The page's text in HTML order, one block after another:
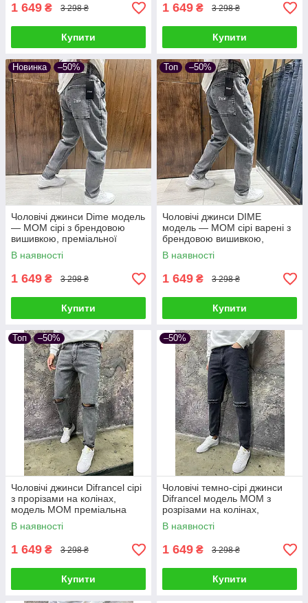
1 649 ₴ 3 298 ₴
Купити
1 649 ₴ 3 298 ₴
Купити
Новинка –50%
Чоловічі джинси Dime модель
— МОМ сірі з брендовою
вишивкою, преміальної
турецької якості
В наявності
1 649 ₴ 3 298 ₴
Купити
Топ –50%
Чоловічі джинси DIME
модель — МОМ сірі варені з
брендовою вишивкою,
преміальної турецької якості
В наявності
1 649 ₴ 3 298 ₴
Купити
Топ –50%
Чоловічі джинси Difrancel сірі
з прорізами на колінах,
модель МОМ преміальна
турецька якість
В наявності
1 649 ₴ 3 298 ₴
Купити
–50%
Чоловічі темно-сірі джинси
Difrancel модель МОМ з
розрізами на колінах,
преміальна якість
В наявності
1 649 ₴ 3 298 ₴
Купити